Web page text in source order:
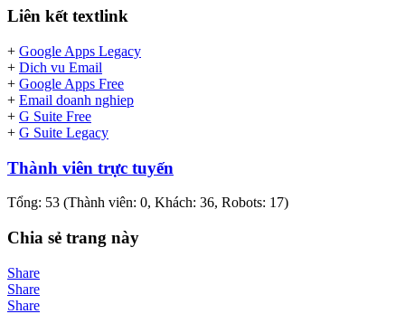
Liên kết textlink
+ Google Apps Legacy
+ Dich vu Email
+ Google Apps Free
+ Email doanh nghiep
+ G Suite Free
+ G Suite Legacy
Thành viên trực tuyến
Tổng: 53 (Thành viên: 0, Khách: 36, Robots: 17)
Chia sẻ trang này
Share
Share
Share